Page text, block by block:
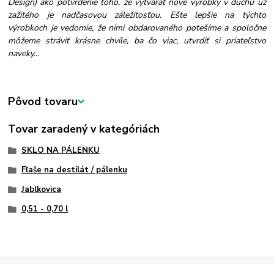
Design) ako potvrdenie toho, že vytvárať nové výrobky v duchu už
zažitého je nadčasovou záležitosťou. Ešte lepšie na týchto
výrobkoch je vedomie, že nimi obdarovaného potešíme a spoločne
môžeme stráviť krásne chvíle, ba čo viac, utvrdiť si priateľstvo
naveky...
Pôvod tovaru
Tovar zaradený v kategóriách
SKLO NA PÁLENKU
Fľaše na destilát / pálenku
Jablkovica
0,51 - 0,70 l